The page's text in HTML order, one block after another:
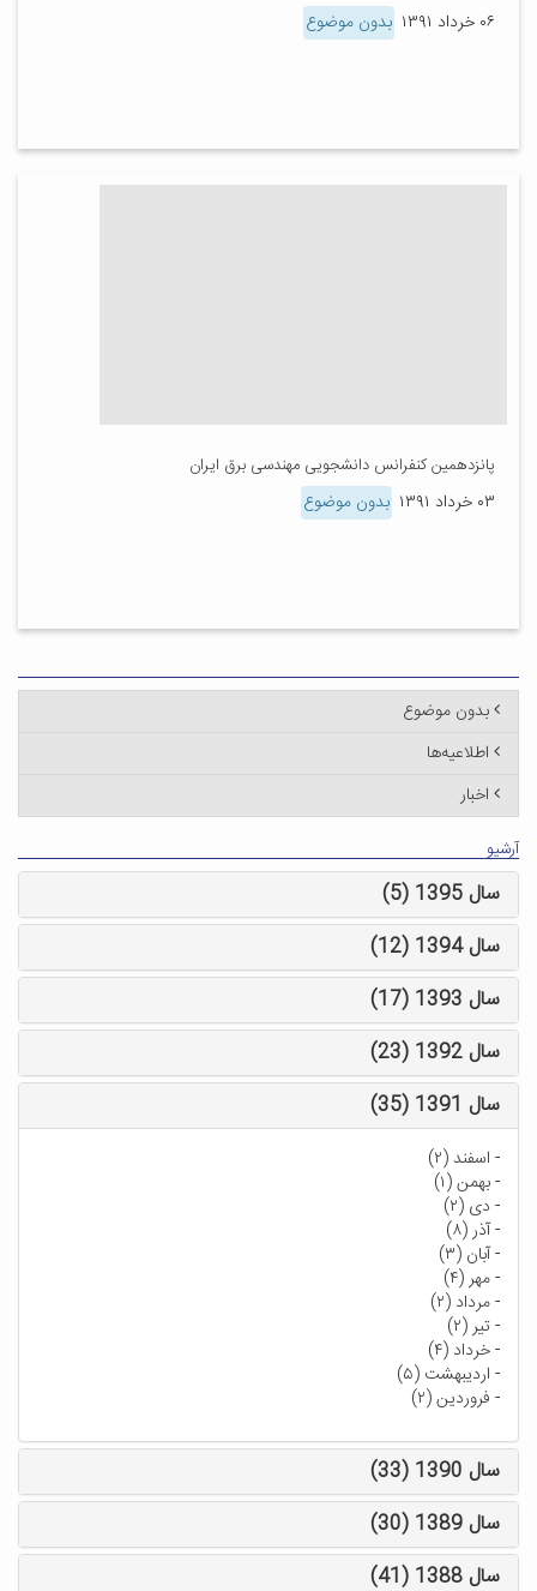
۰۶ خرداد ۱۳۹۱ بدون موضوع
پانزدهمین کنفرانس دانشجویی مهندسی برق ایران
۰۳ خرداد ۱۳۹۱ بدون موضوع
بدون موضوع
اطلاعیه‌ها
اخبار
آرشیو
سال 1395 (5)
سال 1394 (12)
سال 1393 (17)
سال 1392 (23)
سال 1391 (35)
- اسفند (۲)
-بهمن (۱)
- دی (۲)
-آذر (۸)
-آبان (۳)
-مهر (۴)
-مرداد (۲)
-تیر (۲)
-خرداد (۴)
- اردیبهشت (۵)
- فروردین (۲)
سال 1390 (33)
سال 1389 (30)
سال 1388 (41)